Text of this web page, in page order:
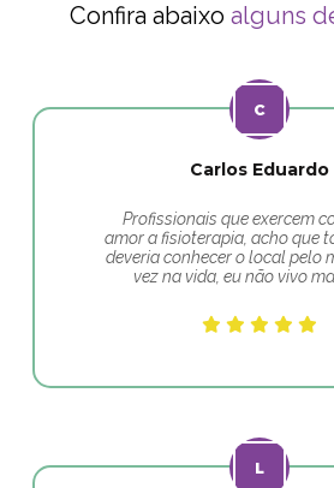
Confira abaixo alguns
Carlos Eduardo
Profissionais que exercem
amor a fisioterapia, acho que
deveria conhecer o local pelo
vez na vida, eu não vivo